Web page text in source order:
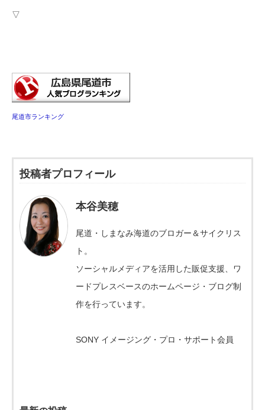
▽
尾道市ランキング
投稿者プロフィール
本谷美穂
尾道・しまなみ海道のブロガー＆サイクリス
ト。
ソーシャルメディアを活用した販促支援、ワ
ードプレスベースのホームページ・ブログ制
作を行っています。
SONY イメージング・プロ・サポート会員